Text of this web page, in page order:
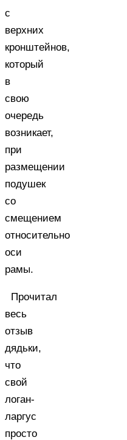
с
верхних
кронштейнов,
который
в
свою
очередь
возникает,
при
размещении
подушек
со
смещением
относительно
оси
рамы.
Прочитал
весь
отзыв
дядьки,
что
свой
логан-
ларгус
просто